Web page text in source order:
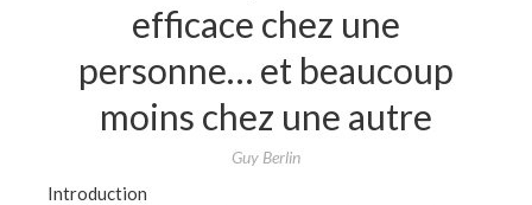
efficace chez une
personne… et beaucoup
moins chez une autre
Guy Berlin
Introduction